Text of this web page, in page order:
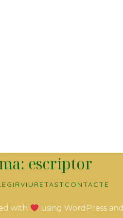
escriptor
VIURETAST CONTACTE
with using WordPress and